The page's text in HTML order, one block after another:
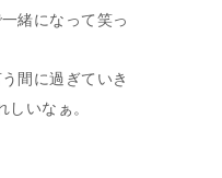
緒になって笑っ
間に過ぎていき
しいなぁ。